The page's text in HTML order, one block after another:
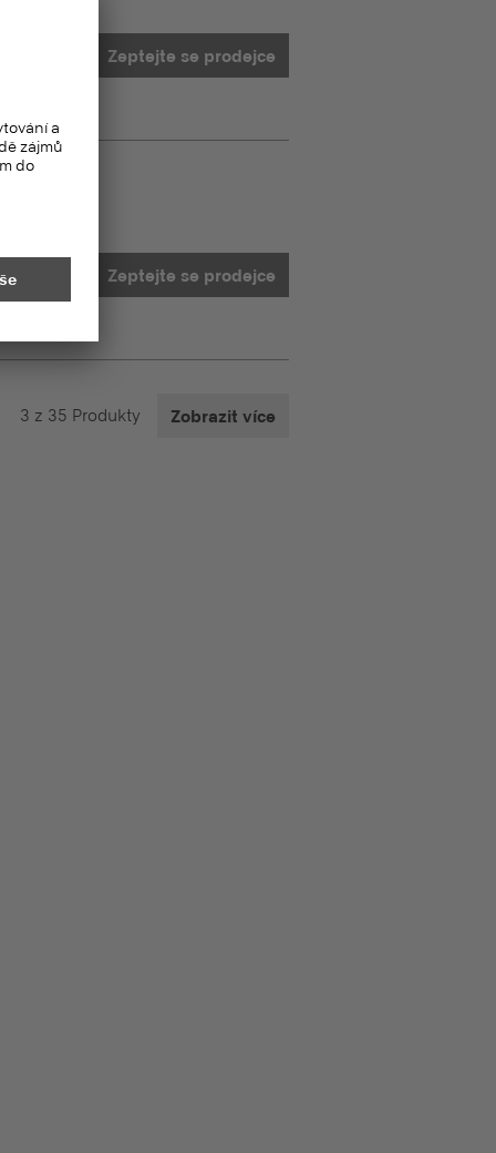
Zeptejte se prodejce
Zeptejte se prodejce
3 z 35 Produkty Zobrazit více